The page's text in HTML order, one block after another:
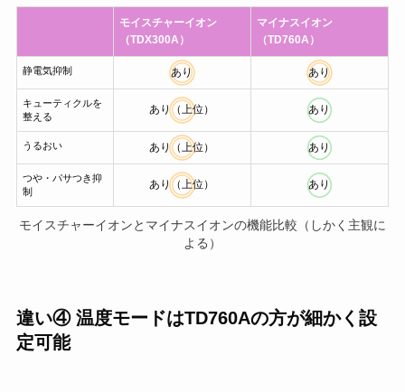
モイスチャーイオン
（TDX300A）
マイナスイオン
（TD760A）
静電気抑制 あり あり
キューティクルを
整える
あり（上位） あり
うるおい あり（上位） あり
つや・パサつき抑
制
あり（上位） あり
モイスチャーイオンとマイナスイオンの機能比較（しかく主観に
よる）
違い④ 温度モードはTD760Aの方が細かく設
定可能